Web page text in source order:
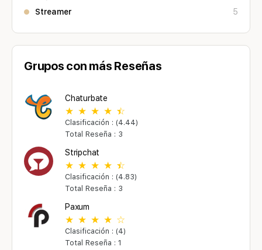
Streamer
5
Grupos con más Reseñas
Chaturbate
Clasificación : (4.44)
Total Reseña : 3
Stripchat
Clasificación : (4.83)
Total Reseña : 3
Paxum
Clasificación : (4)
Total Reseña : 1